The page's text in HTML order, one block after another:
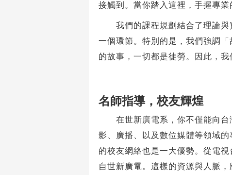
接觸到。當你踏入這裡，手握專
我們的課程規劃結合了理論與
一個環節。特別的是，我們強調
的故事，一切都是徒勞。因此，
名師指導，校友輝煌
在世新廣電系，你不僅能向台
影、廣播、以及數位媒體等領域
的校友網絡也是一大優勢。從電
自世新廣電。這樣的資源與人脈